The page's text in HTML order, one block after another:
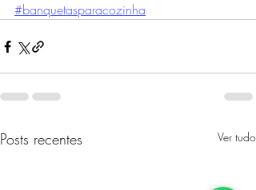
#banquetasparacozinha
Posts recentes Ver tudo